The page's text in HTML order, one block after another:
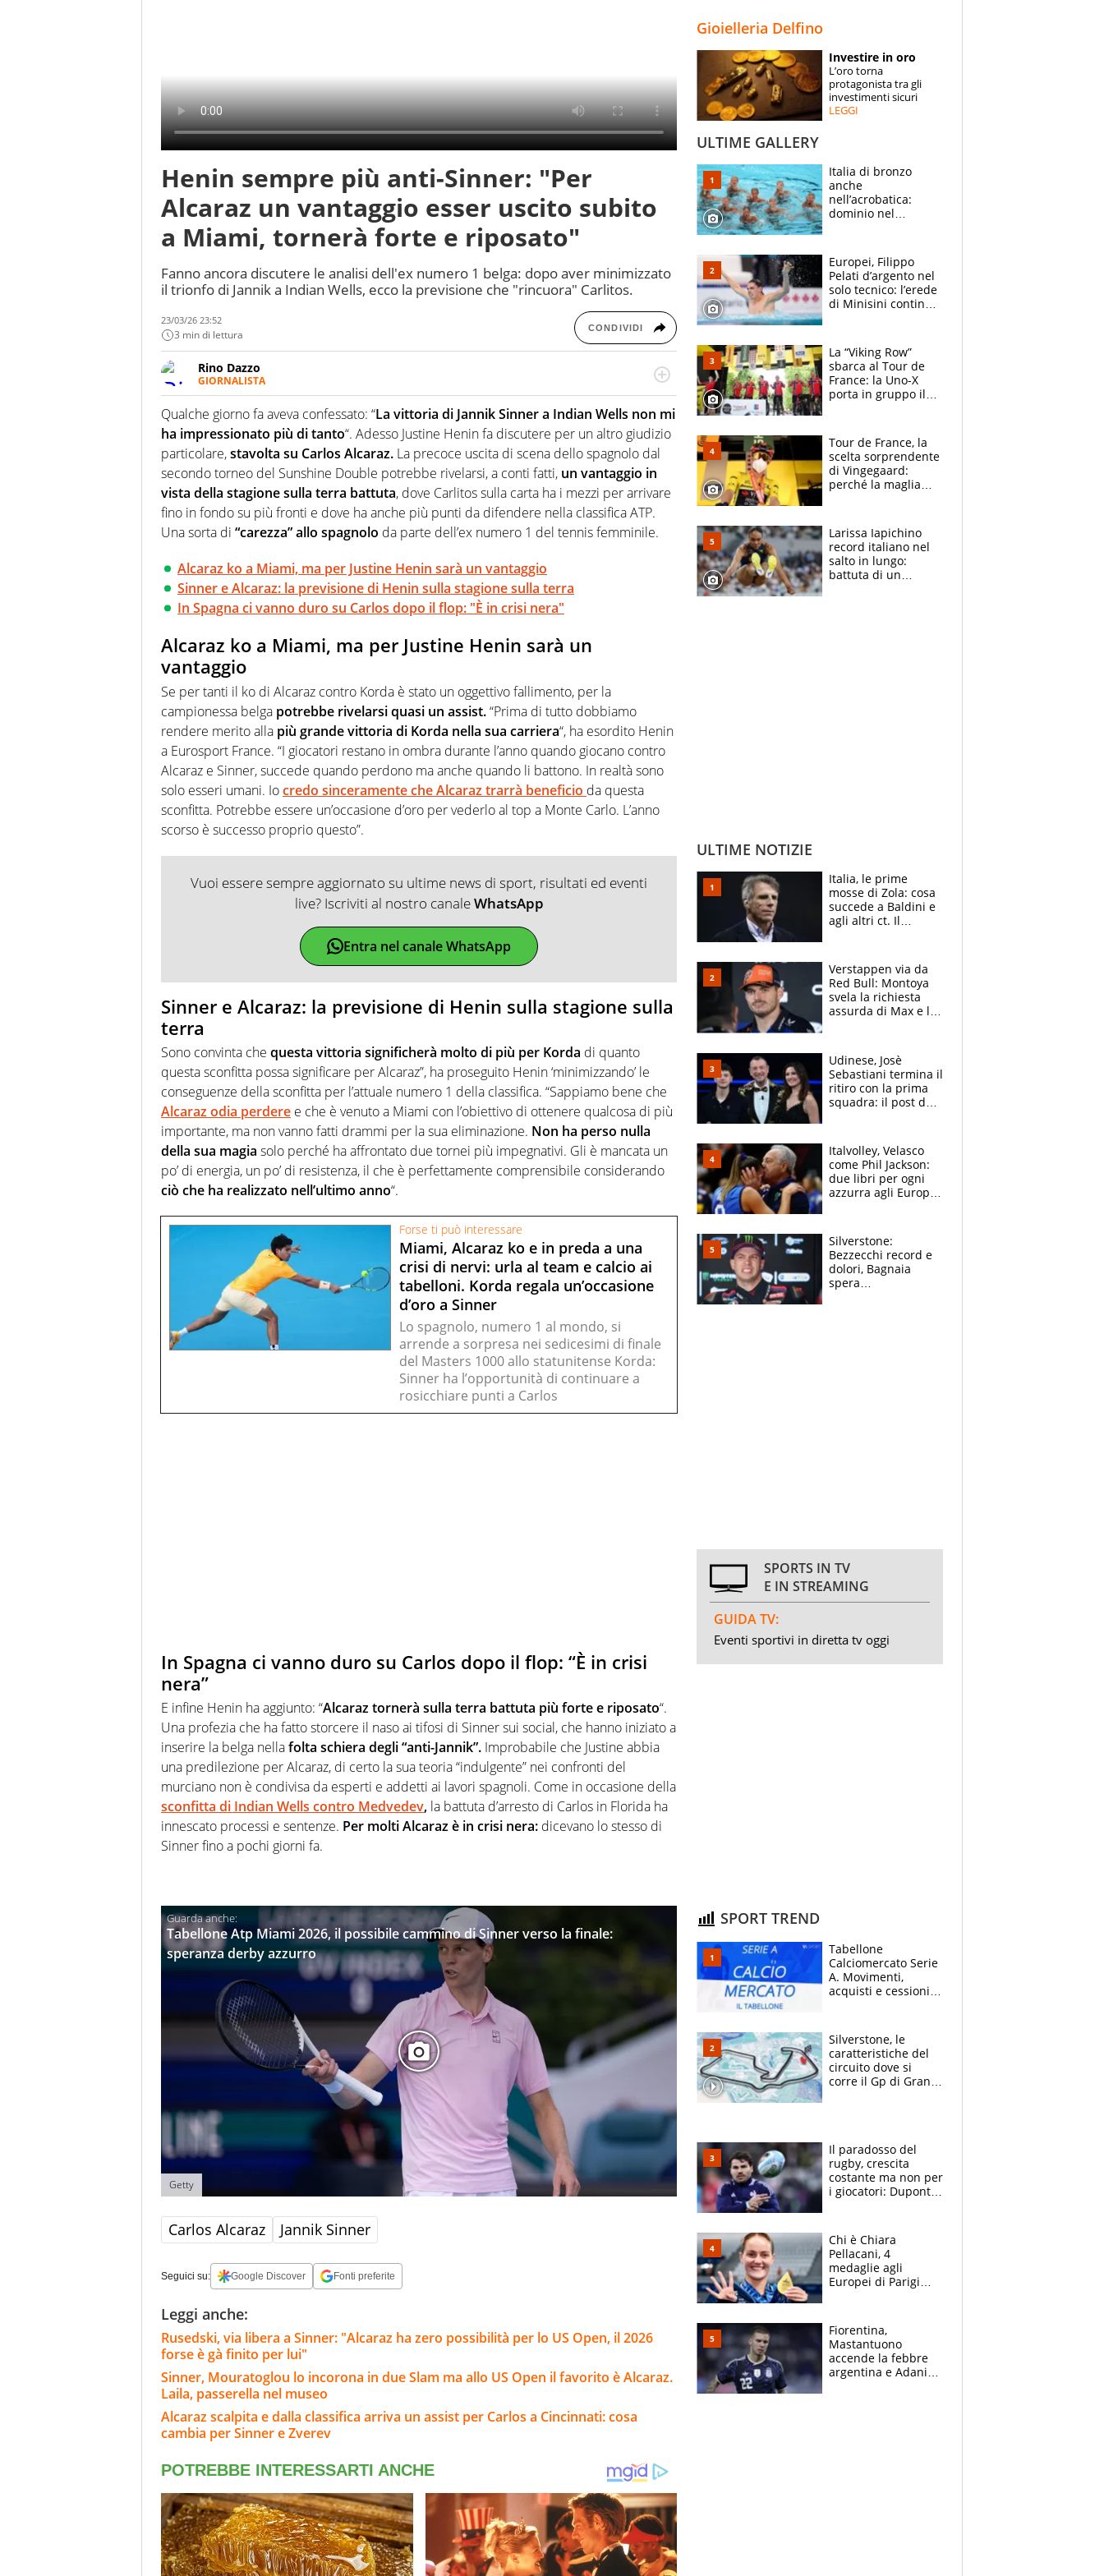
ESPERTI
CONTATTI
Henin sempre più anti-Sinner: "Per
Alcaraz un vantaggio esser uscito subito
a Miami, tornerà forte e riposato"
Fanno ancora discutere le analisi dell'ex numero 1 belga: dopo aver minimizzato
il trionfo di Jannik a Indian Wells, ecco la previsione che "rincuora" Carlitos.
23/03/26 23:52
3 min di lettura CONDIVIDI
Rino Dazzo
GIORNALISTA
Se mai ci fosse modo di traslare il glossario del calcio in una nicchia di esperti, lui ne
farebbe parte. Non si perde una svista arbitrale né gli umori social del mondo delle
curve
Qualche giorno fa aveva confessato: “La vittoria di Jannik Sinner a Indian Wells non mi
ha impressionato più di tanto“. Adesso Justine Henin fa discutere per un altro giudizio
particolare,stavolta su Carlos Alcaraz. La precoce uscita di scena dello spagnolo dal
secondo torneo del Sunshine Double potrebbe rivelarsi, a conti fatti, un vantaggio in
vista della stagione sulla terra battuta, dove Carlitos sulla carta ha i mezzi per arrivare
fino in fondo su più fronti e dove ha anche più punti da difendere nella classifica ATP.
Una sorta di “carezza” allo spagnolo da parte dell’ex numero 1 del tennis femminile.
Alcaraz ko a Miami, ma per Justine Henin sarà un vantaggio
Sinner e Alcaraz: la previsione di Henin sulla stagione sulla terra
In Spagna ci vanno duro su Carlos dopo il flop: "È in crisi nera"
Alcaraz ko a Miami, ma per Justine Henin sarà un
vantaggio
Se per tanti il ko di Alcaraz contro Korda è stato un oggettivo fallimento, per la
campionessa belga potrebbe rivelarsi quasi un assist.“Prima di tutto dobbiamo
rendere merito alla più grande vittoria di Korda nella sua carriera“, ha esordito Henin
a Eurosport France. “I giocatori restano in ombra durante l’anno quando giocano contro
Alcaraz e Sinner, succede quando perdono ma anche quando li battono. In realtà sono
solo esseri umani. Iocredo sinceramente che Alcaraz trarrà beneficio da questa
sconfitta. Potrebbe essere un’occasione d’oro per vederlo al top a Monte Carlo. L’anno
scorso è successo proprio questo”.
Vuoi essere sempre aggiornato su ultime news di sport, risultati ed eventi
live? Iscriviti al nostro canaleWhatsApp
Entra nel canale WhatsApp
Sinner e Alcaraz: la previsione di Henin sulla stagione sulla
terra
Sono convinta che questa vittoria significherà molto di più per Korda di quanto
questa sconfitta possa significare per Alcaraz”, ha proseguito Henin ‘minimizzando’ le
conseguenze della sconfitta per l’attuale numero 1 della classifica. “Sappiamo bene che
Alcaraz odia perdere e che è venuto a Miami con l’obiettivo di ottenere qualcosa di più
importante, ma non vanno fatti drammi per la sua eliminazione. Non ha perso nulla
della sua magia solo perché ha affrontato due tornei più impegnativi. Gli è mancata un
po’ di energia, un po’ di resistenza, il che è perfettamente comprensibile considerando
ciò che ha realizzato nell’ultimo anno“.
Forse ti può interessare
Miami, Alcaraz ko e in preda a una
crisi di nervi: urla al team e calcio ai
tabelloni. Korda regala un’occasione
d’oro a Sinner
Lo spagnolo, numero 1 al mondo, si
arrende a sorpresa nei sedicesimi di finale
del Masters 1000 allo statunitense Korda:
Sinner ha l’opportunità di continuare a
rosicchiare punti a Carlos
In Spagna ci vanno duro su Carlos dopo il flop: “È in crisi
nera”
E infine Henin ha aggiunto: “Alcaraz tornerà sulla terra battuta più forte e riposato“.
Una profezia che ha fatto storcere il naso ai tifosi di Sinner sui social, che hanno iniziato a
inserire la belga nellafolta schiera degli “anti-Jannik”. Improbabile che Justine abbia
una predilezione per Alcaraz, di certo la sua teoria “indulgente” nei confronti del
murciano non è condivisa da esperti e addetti ai lavori spagnoli. Come in occasione della
sconfitta di Indian Wells contro Medvedev, la battuta d’arresto di Carlos in Florida ha
innescato processi e sentenze. Per molti Alcaraz è in crisi nera: dicevano lo stesso di
Sinner fino a pochi giorni fa.
Tabellone Atp Miami 2026, il possibile cammino di Sinner verso la finale:
speranza derby azzurro
Getty
Carlos Alcaraz Jannik Sinner
Seguici su: Google Discover Fonti preferite
Leggi anche:
Rusedski, via libera a Sinner: "Alcaraz ha zero possibilità per lo US Open, il 2026
forse è gà finito per lui"
Sinner, Mouratoglou lo incorona in due Slam ma allo US Open il favorito è Alcaraz.
Laila, passerella nel museo
Alcaraz scalpita e dalla classifica arriva un assist per Carlos a Cincinnati: cosa
cambia per Sinner e Zverev
Gioielleria Delfino
Investire in oro
L’oro torna
protagonista tra gli
investimenti sicuri
LEGGI
ULTIME GALLERY
Italia di bronzo
anche
nell’acrobatica:
dominio nel
e compagni
continuare
Europei, Filippo
Pelati d’argento nel
solo tecnico: l’erede
di Minisini continua
mirino
La “Viking Row”
sbarca al Tour de
France: la Uno-X
porta in gruppo il
compagni
Tour de France, la
scelta sorprendente
di Vingegaard:
perché la maglia
rischio da evitare
Larissa Iapichino
record italiano nel
salto in lungo:
battuta di un
ULTIME NOTIZIE
Italia, le prime
mosse di Zola: cosa
succede a Baldini e
agli altri ct. Il
azzurri
Verstappen via da
Red Bull: Montoya
svela la richiesta
assurda di Max e lo
McLaren siano
meglio?”
Udinese, Josè
Sebastiani termina il
ritiro con la prima
squadra: il post del
sfondo
Italvolley, Velasco
come Phil Jackson:
due libri per ogni
azzurra agli Europei.
Silverstone:
Bezzecchi record e
dolori, Bagnaia
spera
SPORTS IN TV
E IN STREAMING
GUIDA TV:
Eventi sportivi in diretta tv oggi
SPORT TREND
Tabellone
Calciomercato Serie
A. Movimenti,
acquisti e cessioni:
Silverstone, le
caratteristiche del
circuito dove si
corre il Gp di Gran
Il paradosso del
rugby, crescita
costante ma non per
i giocatori: Dupont
solo 1,4 milioni
all'anno
Chi è Chiara
Pellacani, 4
medaglie agli
Europei di Parigi
giornalista, mamma
insegnante e il
fratello calciatore
Fiorentina,
Mastantuono
accende la febbre
argentina e Adani